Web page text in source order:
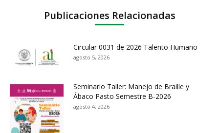
Publicaciones Relacionadas
Circular 0031 de 2026 Talento Humano
agosto 5, 2026
Seminario Taller: Manejo de Braille y
Ábaco Pasto Semestre B-2026
agosto 4, 2026